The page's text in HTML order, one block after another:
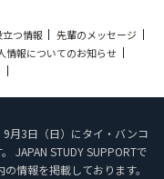
つ情報
先輩のメッセージ
情報についてのお知らせ
月3日（日）にタイ・バンコ
JAPAN STUDY SUPPORTで
情報を掲載しております。